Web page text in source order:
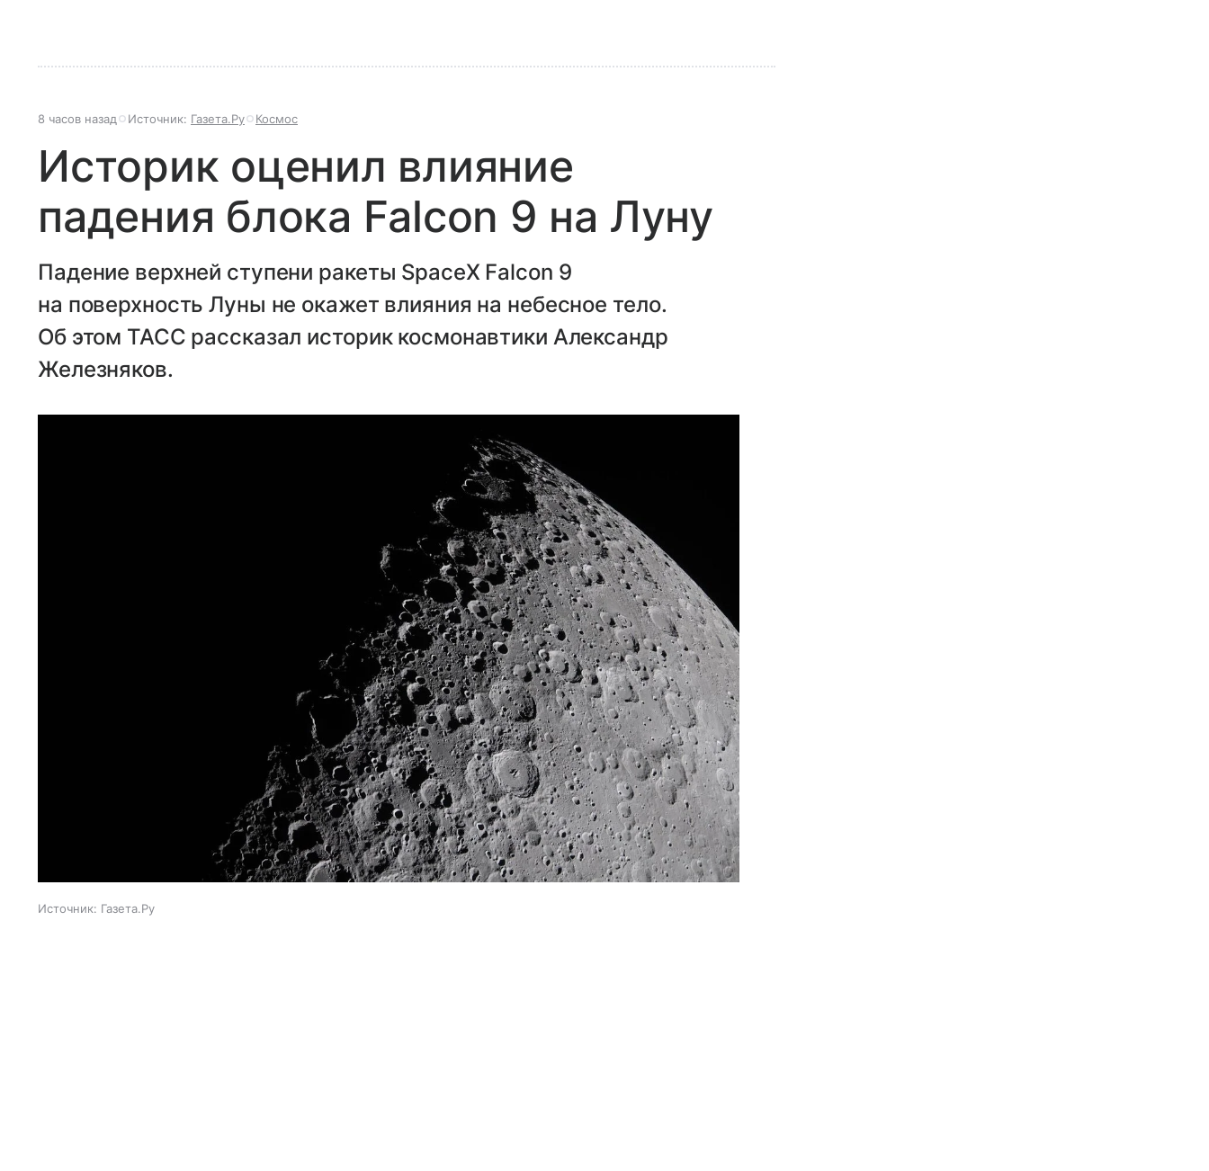
8 часов назад Источник: Газета.Ру Космос
Историк оценил влияние
падения блока Falcon 9 на Луну
Падение верхней ступени ракеты SpaceX Falcon 9
на поверхность Луны не окажет влияния на небесное тело.
Об этом ТАСС рассказал историк космонавтики Александр
Железняков.
Источник: Газета.Ру